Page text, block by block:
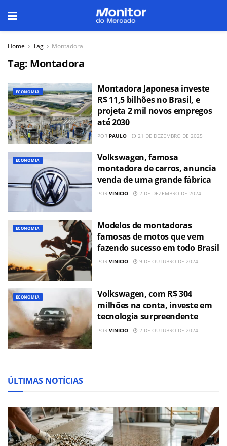
Home Tag Montadora
Tag: Montadora
ECONOMIA
Montadora Japonesa investe
R$ 11,5 bilhões no Brasil, e
projeta 2 mil novos empregos
até 2030
POR PAULO 21 DE DEZEMBRO DE 2025
ECONOMIA
Volkswagen, famosa
montadora de carros, anuncia
venda de uma grande fábrica
POR VINICIO 2 DE DEZEMBRO DE 2024
ECONOMIA
Modelos de montadoras
famosas de motos que vem
fazendo sucesso em todo Brasil
POR VINICIO 9 DE OUTUBRO DE 2024
ECONOMIA
Volkswagen, com R$ 304
milhões na conta, investe em
tecnologia surpreendente
POR VINICIO 2 DE OUTUBRO DE 2024
ÚLTIMAS NOTÍCIAS